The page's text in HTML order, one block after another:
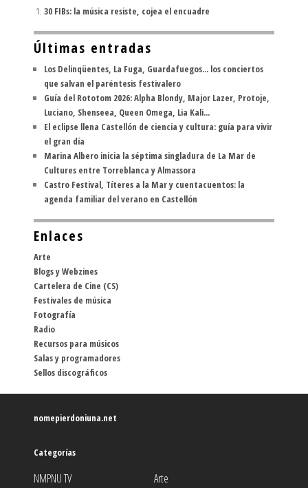
30 FIBs: la música resiste, cojea el encuadre
Últimas entradas
Los Delinqüentes, La Fuga, Guardafuegos... los conciertos
que salvan el paréntesis festivalero
Guía del Rototom 2026: Alpha Blondy, Major Lazer, Protoje,
Luciano, Shenseea, Queen Omega, Lia Kali...
El eclipse llena Castellón de ciencia y cultura: guía para vivir
el gran día
Marina Albero inicia la séptima singladura de La Mar de
Cultures entre Torreblanca y Almassora
Castro Festival, Títeres a la Mar y cuentacuentos: la
agenda familiar del verano en Castellón
Enlaces
Arte
Blogs y Webzines
Cartelera de Cine (CS)
Festivales de música
Fotografía
Radio
Recursos para músicos
Salas y programadores
Sellos discográficos
nomepierdoniuna.net
Categorías
NMPNU TV
Arte